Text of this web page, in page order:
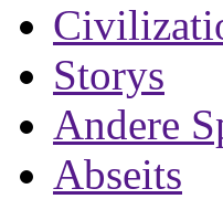
Storys
Andere
Abseits